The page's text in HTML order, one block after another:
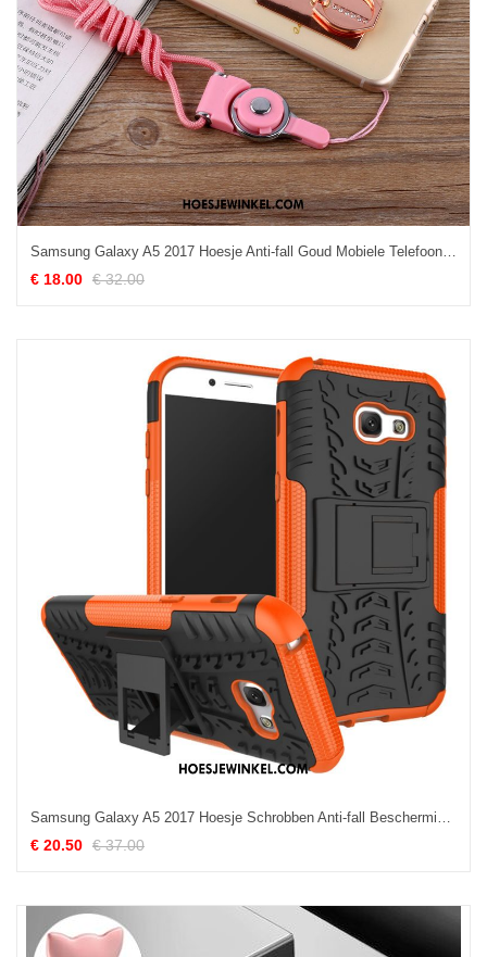
Samsung Galaxy A5 2017 Hoesje Anti-fall Goud Mobiele Telefoon, Samsung Galaxy A5 2017 Hoesje Zacht Ster
€ 18.00 € 32.00
Samsung Galaxy A5 2017 Hoesje Schrobben Anti-fall Bescherming, Samsung Galaxy A5 2017 Hoesje Ondersteuning Ster Orange
€ 20.50 € 37.00